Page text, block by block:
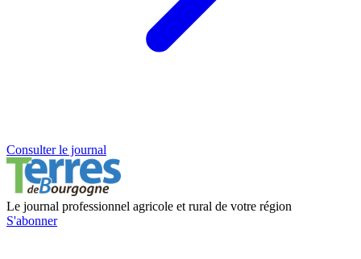
Consulter le journal
Le journal professionnel agricole et rural de votre région
S'abonner